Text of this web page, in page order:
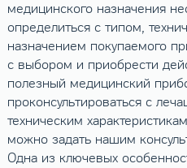
медицинского назначения
определиться с типом,
назначением покупаемого
с выбором и приобрести
полезный медицинский
проконсультироваться с
техническим
можно задать нашим
Одна из ключевых